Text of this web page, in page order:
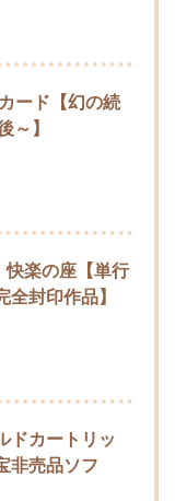
ード【幻の続
～】
快楽の座【単行
封印作品】
ドカートリッ
非売品ソフ